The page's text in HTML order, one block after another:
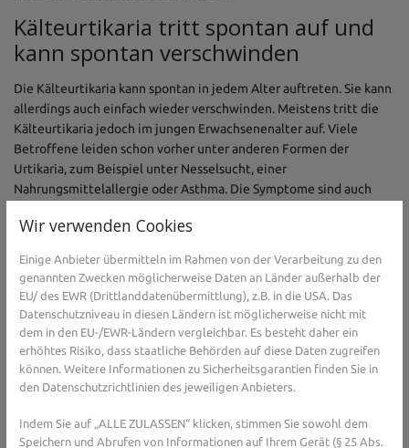
Kälteurtikaria tritt spontan auf und
kann spontan verschwinden
Die Kälteurtikaria kann spontan in jedem Alter auftreten. Sie kann
allerdings auch einfach wieder verschwinden. Meistens tritt die
Kälteurtikaria jedoch im jungen Erwachsenenalter auf. Viele
Betroffene leiden schon vorher unter anderen Formen der
Urtikaria, zum Beispiel unter Nesselsucht, einer
Nahrungsmittelallergie oder Asthma. Die Symptome sind auch
Drüsenfieber, Windpocken, Masern oder Hepatitis die
Kälteurtikaria begünstigen. Ausgelöst werden kann das Auftreten
einer Kälteurtikaria auch die Einnahme bestimmter Medikamente
wie Aspirin, Ibuprofen, Diclofenac, Indometacin, ACE-Hemmer,
orale eingenommene Empfängnisverhütungsmittel oder
Antibiotika.
Sie haben Fragen zu Kälteallergie oder Allergie im
Wir verwenden Cookies
Einige Anbieter übermitteln im Rahmen von der Verarbeitung zu den
genannten Zwecken möglicherweise Daten an Länder außerhalb der
EU/ des EWR (Drittlanddatenübermittlung), z.B. in die USA. Das
Datenschutzniveau in diesen Ländern ist möglicherweise nicht mit
dem in den EU-/EWR-Ländern vergleichbar. Es besteht daher ein
erhöhtes Risiko, dass staatliche Behörden auf diese Daten zugreifen
können. Weitere Informationen zu Sicherheitsgarantien finden Sie in
den Datenschutzrichtlinien des jeweiligen Anbieters.
Indem Sie auf „ALLE ZULASSEN“ klicken, stimmen Sie sowohl dem
Speichern und Abrufen von Informationen auf Ihrem Gerät (§ 25 Abs.